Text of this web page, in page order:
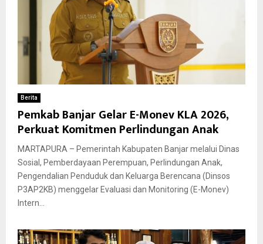
Berita
Pemkab Banjar Gelar E-Monev KLA 2026,
Perkuat Komitmen Perlindungan Anak
MARTAPURA – Pemerintah Kabupaten Banjar melalui Dinas
Sosial, Pemberdayaan Perempuan, Perlindungan Anak,
Pengendalian Penduduk dan Keluarga Berencana (Dinsos
P3AP2KB) menggelar Evaluasi dan Monitoring (E-Monev)
Intern...